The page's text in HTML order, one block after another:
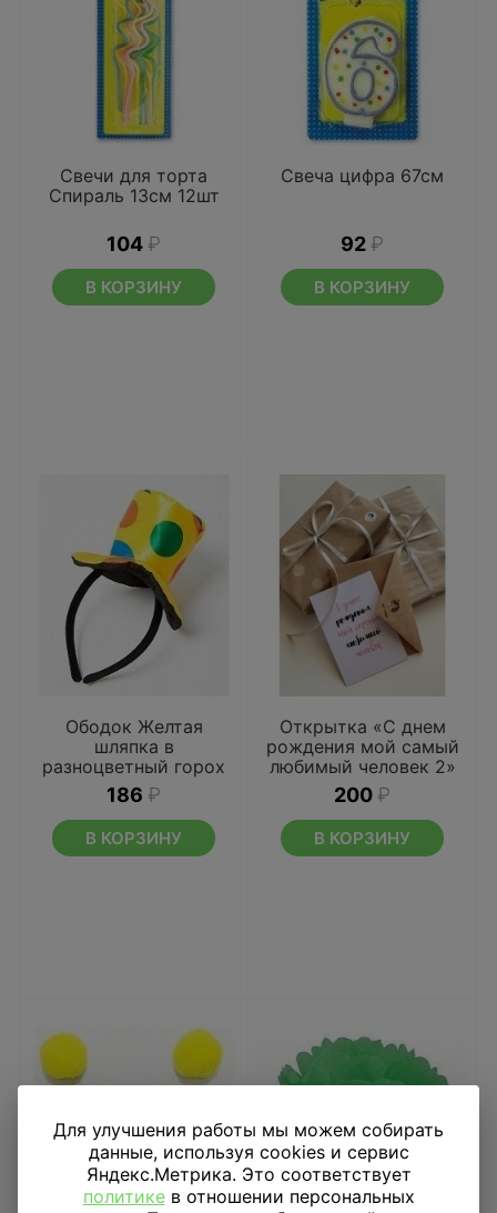
Свечи для торта
Спираль 13см 12шт
104 ₽
В КОРЗИНУ
Свеча цифра 67см
92 ₽
В КОРЗИНУ
Ободок Желтая
шляпка в
разноцветный горох
186 ₽
В КОРЗИНУ
Открытка «С днем
рождения мой самый
любимый человек 2»
200 ₽
В КОРЗИНУ
Для улучшения работы мы можем собирать
данные, используя cookies и сервис
Яндекс.Метрика. Это соответствует
политикев отношении персональных